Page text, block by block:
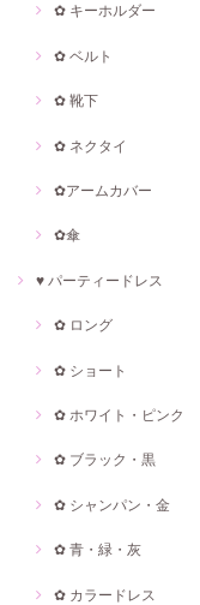
✿ キーホルダー
✿ ベルト
✿ 靴下
✿ ネクタイ
✿アームカバー
✿傘
♥ パーティードレス
✿ ロング
✿ ショート
✿ ホワイト・ピンク
✿ ブラック・黒
✿ シャンパン・金
✿ 青・緑・灰
✿ カラードレス